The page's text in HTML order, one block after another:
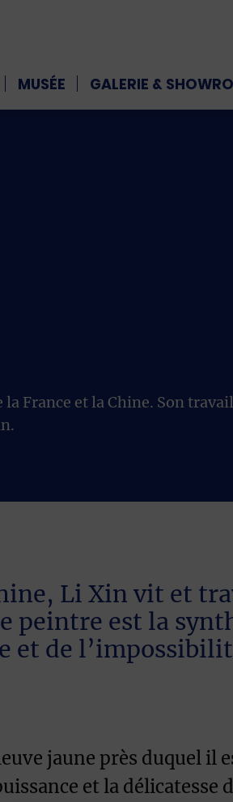
MUSÉE GALERIE &
France et la Chine. Son
Li Xin vit et
peintre est la
et de
jaune près duquel il
et la délicatesse